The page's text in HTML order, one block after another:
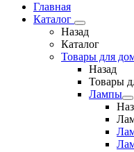
Главная
Каталог
Назад
Каталог
Товары для
Назад
Товары
Лампы